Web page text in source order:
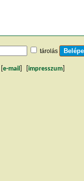
tárolás
e-mail impresszum